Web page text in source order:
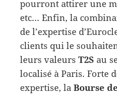
pourront attirer une
etc… Enfin, la
de l’expertise
clients qui le
leurs valeursT2S au
localisé à Paris. Forte
expertise, laBourse